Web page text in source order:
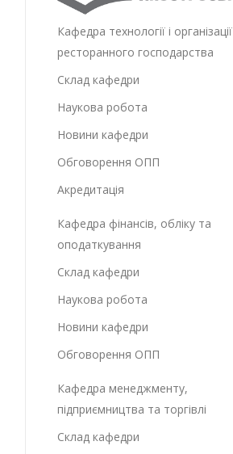
Кафедра технології і організації
ресторанного господарства
Склад кафедри
Наукова робота
Новини кафедри
Обговорення ОПП
Акредитація
Кафедра фінансів, обліку та
оподаткування
Склад кафедри
Наукова робота
Новини кафедри
Обговорення ОПП
Кафедра менеджменту,
підприємництва та торгівлі
Склад кафедри